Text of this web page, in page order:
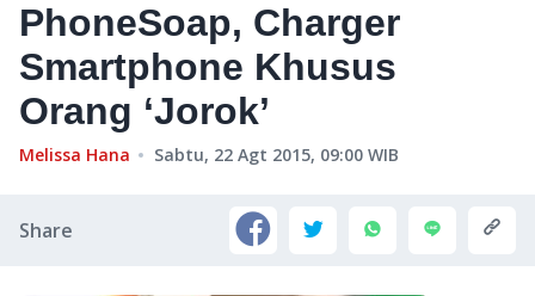
PhoneSoap, Charger
Smartphone Khusus
Orang ‘Jorok’
Melissa Hana Sabtu, 22 Agt 2015, 09:00 WIB
Share